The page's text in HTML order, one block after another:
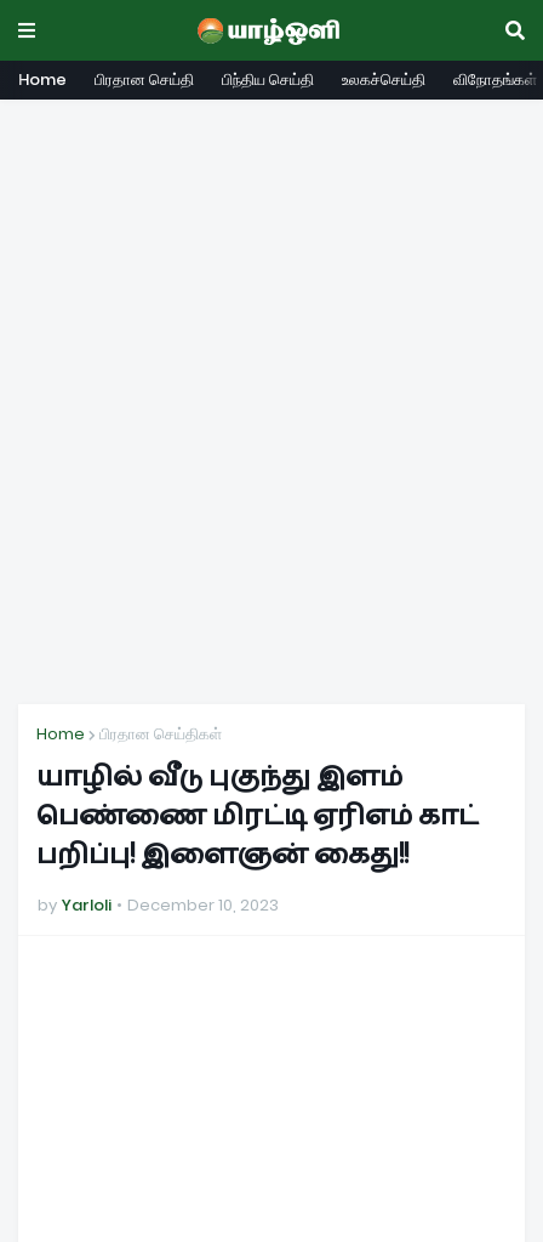
Home பிரதான செய்தி பிந்திய செய்தி உலகச்செய்தி விநோதங்கள்
Home பிரதான செய்திகள்
யாழில் வீடு புகுந்து இளம்
பெண்ணை மிரட்டி ஏரிஎம் காட்
பறிப்பு! இளைஞன் கைது!!
by Yarloli December 10, 2023